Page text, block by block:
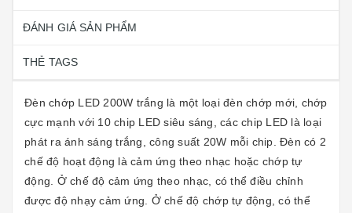
ĐÁNH GIÁ SẢN PHẨM
THẺ TAGS
Đèn chớp LED 200W trắng là một loại đèn chớp mới, chớp
cực mạnh với 10 chip LED siêu sáng, các chip LED là loại
phát ra ánh sáng trắng, công suất 20W mỗi chip. Đèn có 2
chế độ hoạt động là cảm ứng theo nhạc hoặc chớp tự
động. Ở chế độ cảm ứng theo nhạc, có thể điều chỉnh
được độ nhạy cảm ứng. Ở chế độ chớp tự động, có thể